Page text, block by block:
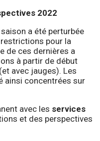
2022
a été perturbée
pour la
de ces dernières a
à partir de début
avec jauges). Les
ainsi concentrées sur
avec les services
et des perspectives